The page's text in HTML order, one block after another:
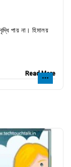
পায় না। হিমালয়
Read More